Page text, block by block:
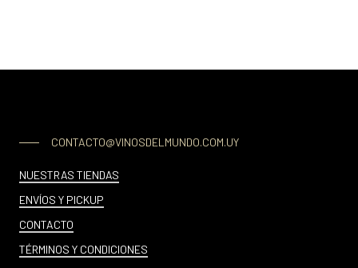
CONTACTO@VINOSDELMUNDO.COM.UY
NUESTRAS TIENDAS
ENVÍOS Y PICKUP
CONTACTO
TÉRMINOS Y CONDICIONES